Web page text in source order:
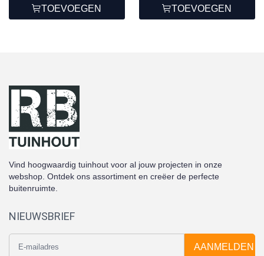
TOEVOEGEN TOEVOEGEN
Vind hoogwaardig tuinhout voor al jouw projecten in onze
webshop. Ontdek ons assortiment en creëer de perfecte
buitenruimte.
NIEUWSBRIEF
AANMELDEN